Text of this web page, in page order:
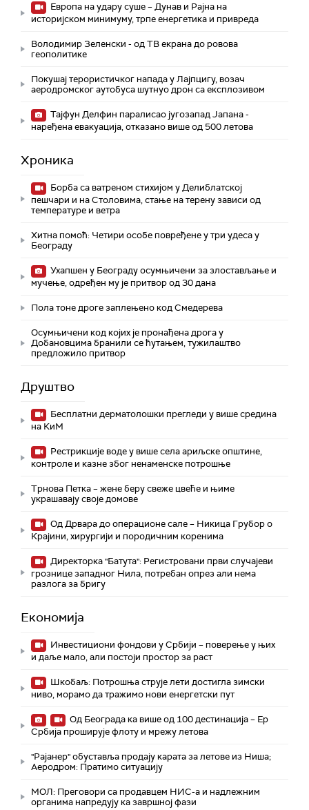
Европа на удару суше – Дунав и Рајна на
историјском минимуму, трпе енергетика и привреда
Володимир Зеленски - од ТВ екрана до ровова
геополитике
Покушај терористичког напада у Лајпцигу, возач
аеродромског аутобуса шутнуо дрон са експлозивом
Тајфун Делфин паралисао југозапад Јапана -
наређена евакуација, отказано више од 500 летова
Хроника
Борба са ватреном стихијом у Делиблатској
пешчари и на Столовима, стање на терену зависи од
температуре и ветра
Хитна помоћ: Четири особе повређене у три удеса у
Београду
Ухапшен у Београду осумњичени за злостављање и
мучење, одређен му је притвор од 30 дана
Пола тоне дроге заплењено код Смедерева
Осумњичени код којих је пронађена дрога у
Добановцима бранили се ћутањем, тужилаштво
предложило притвор
Друштво
Бесплатни дерматолошки прегледи у више средина
на КиМ
Рестрикције воде у више села ариљске општине,
контроле и казне због ненаменске потрошње
Трнова Петка – жене беру свеже цвеће и њиме
украшавају своје домове
Од Дрвара до операционе сале – Никица Грубор о
Крајини, хирургији и породичним коренима
Директорка "Батута": Регистровани први случајеви
грознице западног Нила, потребан опрез али нема
разлога за бригу
Економија
Инвестициони фондови у Србији – поверење у њих
и даље мало, али постоји простор за раст
Шкобаљ: Потрошња струје лети достигла зимски
ниво, морамо да тражимо нови енергетски пут
Од Београда ка више од 100 дестинација – Ер
Србија проширује флоту и мрежу летова
"Рајанер" обуставља продају карата за летове из Ниша;
Аеродром: Пратимо ситуацију
МОЛ: Преговори са продавцем НИС-а и надлежним
органима напредују ка завршној фази